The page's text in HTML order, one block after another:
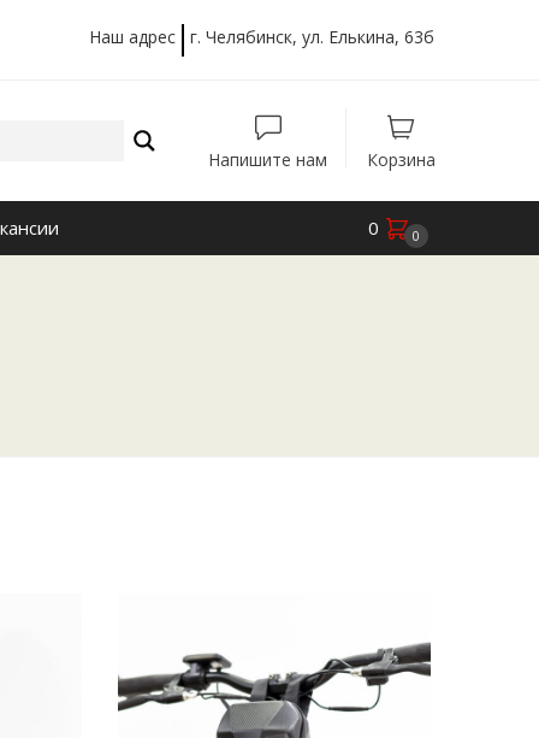
Наш адрес г. Челябинск, ул. Елькина, 63б
Напишите нам Корзина
0 0